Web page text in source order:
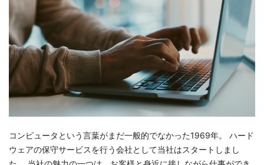
コンピュータという言葉がまだ一般的でなかった1969年。 ハード
ウェアの保守サービスを行う会社として当社はスタートしまし